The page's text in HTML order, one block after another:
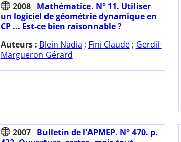
2008
Mathématice. N° 11. Utiliser
un logiciel de géométrie dynamique en
CP ... Est-ce bien raisonnable ?
Auteurs : Blein Nadia ; Fini Claude; Gerdil-
Margueron Gérard
2007
Bulletin de l'APMEP. N° 470. p.